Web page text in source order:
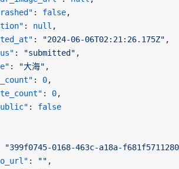
: false,
: null ,
: "2024-06-06T02:21:26.175Z" ,
: "submitted" ,
: "大海" ,
: 0,
: 0,
: false
"399f0745-0168-463c-a18a-
: "" ,